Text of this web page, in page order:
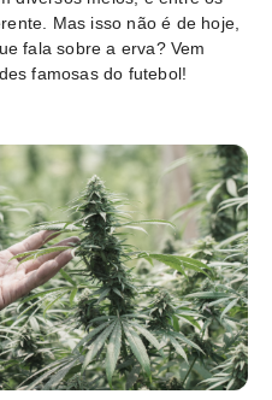
Mas isso não é de hoje,
fala sobre a erva? Vem
famosas do futebol!